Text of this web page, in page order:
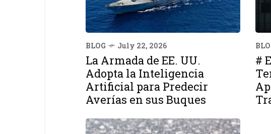
BLOG July 22, 2026
La Armada de EE. UU.
Adopta la Inteligencia
Artificial para Predecir
Averías en sus Buques
#